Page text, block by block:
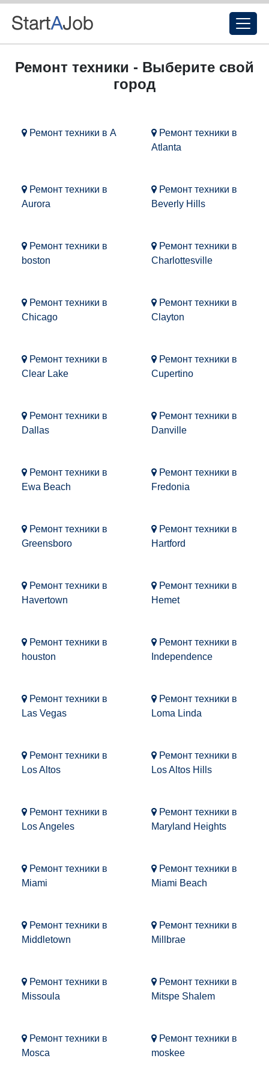
Ремонт техники - Выберите свой
город
Ремонт техники в A
Ремонт техники в
Atlanta
Ремонт техники в
Aurora
Ремонт техники в
Beverly Hills
Ремонт техники в
boston
Ремонт техники в
Charlottesville
Ремонт техники в
Chicago
Ремонт техники в
Clayton
Ремонт техники в
Clear Lake
Ремонт техники в
Cupertino
Ремонт техники в
Dallas
Ремонт техники в
Danville
Ремонт техники в
Ewa Beach
Ремонт техники в
Fredonia
Ремонт техники в
Greensboro
Ремонт техники в
Hartford
Ремонт техники в
Havertown
Ремонт техники в
Hemet
Ремонт техники в
houston
Ремонт техники в
Independence
Ремонт техники в
Las Vegas
Ремонт техники в
Loma Linda
Ремонт техники в
Los Altos
Ремонт техники в
Los Altos Hills
Ремонт техники в
Los Angeles
Ремонт техники в
Maryland Heights
Ремонт техники в
Miami
Ремонт техники в
Miami Beach
Ремонт техники в
Middletown
Ремонт техники в
Millbrae
Ремонт техники в
Missoula
Ремонт техники в
Mitspe Shalem
Ремонт техники в
Mosca
Ремонт техники в
moskee